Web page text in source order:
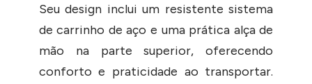
Seu design inclui um resistente sistema
de carrinho de aço e uma prática alça de
mão na parte superior, oferecendo
conforto e praticidade ao transportar.